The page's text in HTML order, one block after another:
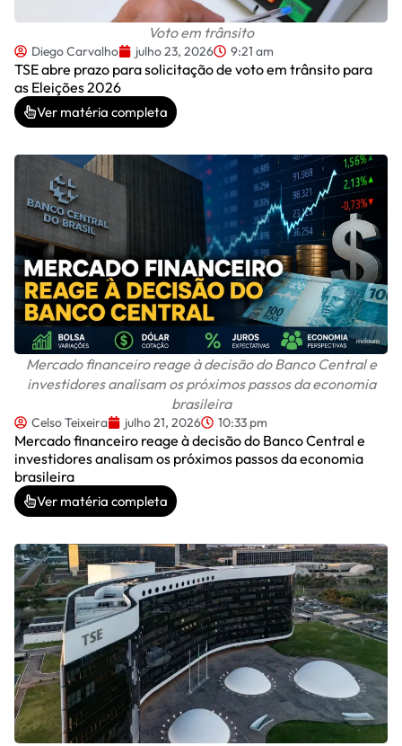
Voto em trânsito
Diego Carvalho julho 23, 2026 9:21 am
TSE abre prazo para solicitação de voto em trânsito para
as Eleições 2026
Ver matéria completa
Mercado financeiro reage à decisão do Banco Central e
investidores analisam os próximos passos da economia
brasileira
Celso Teixeira julho 21, 2026 10:33 pm
Mercado financeiro reage à decisão do Banco Central e
investidores analisam os próximos passos da economia
brasileira
Ver matéria completa